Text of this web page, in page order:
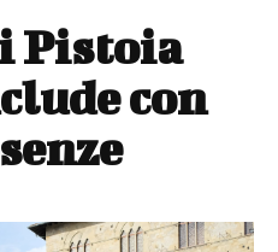
Pistoia
con